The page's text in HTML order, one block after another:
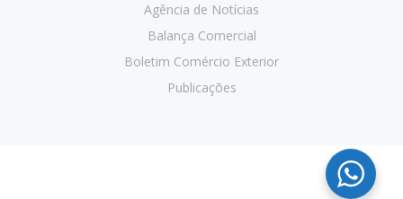
Agência de Notícias
Balança Comercial
Boletim Comércio Exterior
Publicações